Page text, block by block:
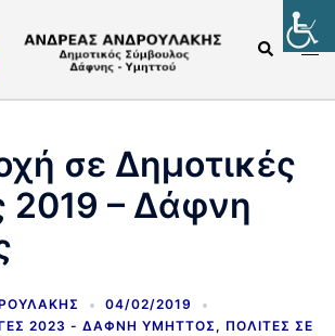
σε Δημοτικές
2019 – Δάφνη
04/02/2019
2023 - ΔΆΦΝΗ ΥΜΗΤΤΌΣ, ΠΟΛΊΤΕΣ ΣΕ